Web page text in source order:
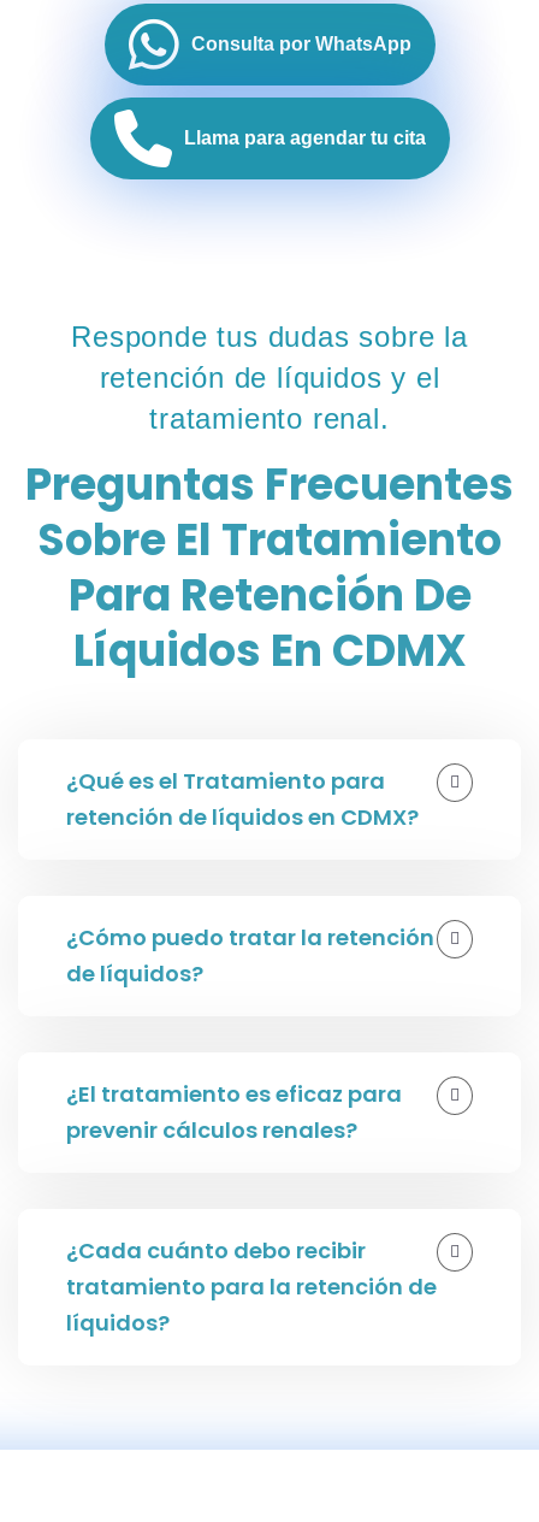
Consulta por WhatsApp
Llama para agendar tu cita
Responde tus dudas sobre la
retención de líquidos y el
tratamiento renal.
Preguntas Frecuentes
Sobre El Tratamiento
Para Retención De
Líquidos En CDMX
¿Qué es el Tratamiento para
retención de líquidos en CDMX?
¿Cómo puedo tratar la retención
de líquidos?
¿El tratamiento es eficaz para
prevenir cálculos renales?
¿Cada cuánto debo recibir
tratamiento para la retención de
líquidos?